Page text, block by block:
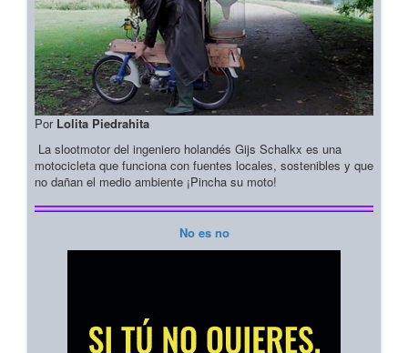
Por Lolita Piedrahita
La slootmotor del ingeniero holandés Gijs Schalkx es una
motocicleta que funciona con fuentes locales, sostenibles y que
no dañan el medio ambiente ¡Pincha su moto!
No es no